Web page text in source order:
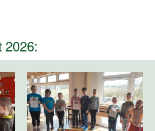
2026: